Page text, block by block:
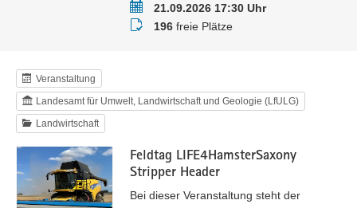
Termin21.09.2026 17:30 Uhr
Buchungsstatus
196freie Plätze
Veranstaltung
Landesamt für Umwelt, Landwirtschaft und Geologie (LfULG)
Landwirtschaft
Feldtag LIFE4HamsterSaxony
Stripper Header
Bei dieser Veranstaltung steht der